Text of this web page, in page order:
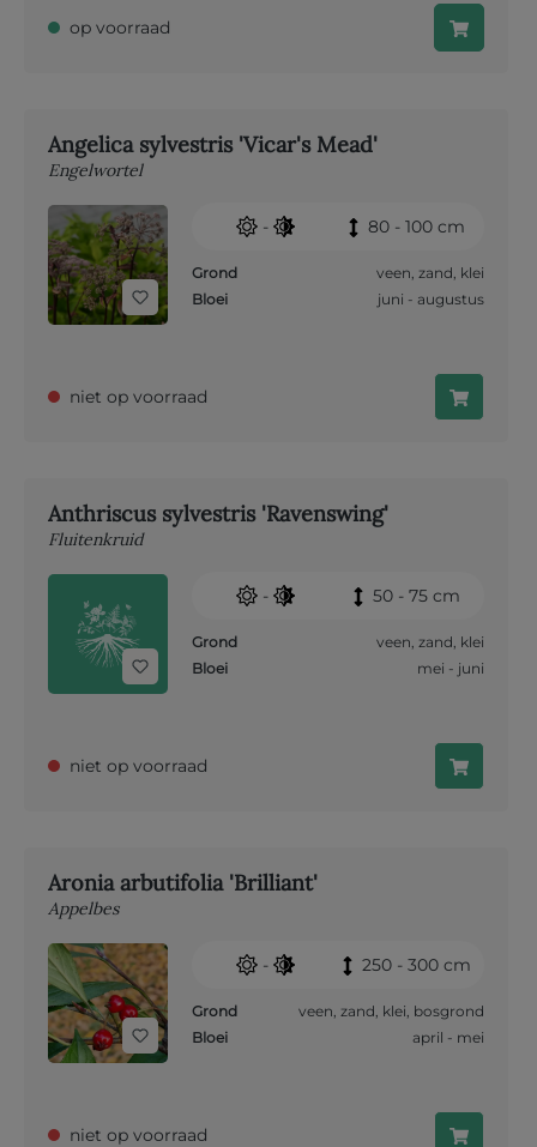
op voorraad
Angelica sylvestris 'Vicar's Mead'
Engelwortel
- 80 - 100 cm
Grond veen, zand, klei
Bloei
juni - augustus
niet op voorraad
Anthriscus sylvestris 'Ravenswing'
Fluitenkruid
- 50 - 75 cm
Grond veen, zand, klei
Bloei
mei - juni
niet op voorraad
Aronia arbutifolia 'Brilliant'
Appelbes
- 250 - 300 cm
Grond veen, zand, klei, bosgrond
Bloei
april - mei
niet op voorraad